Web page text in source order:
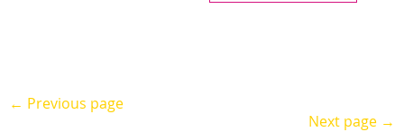
← Previous page
Next page →